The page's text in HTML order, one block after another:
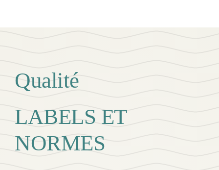
Qualité
LABELS ET
NORMES